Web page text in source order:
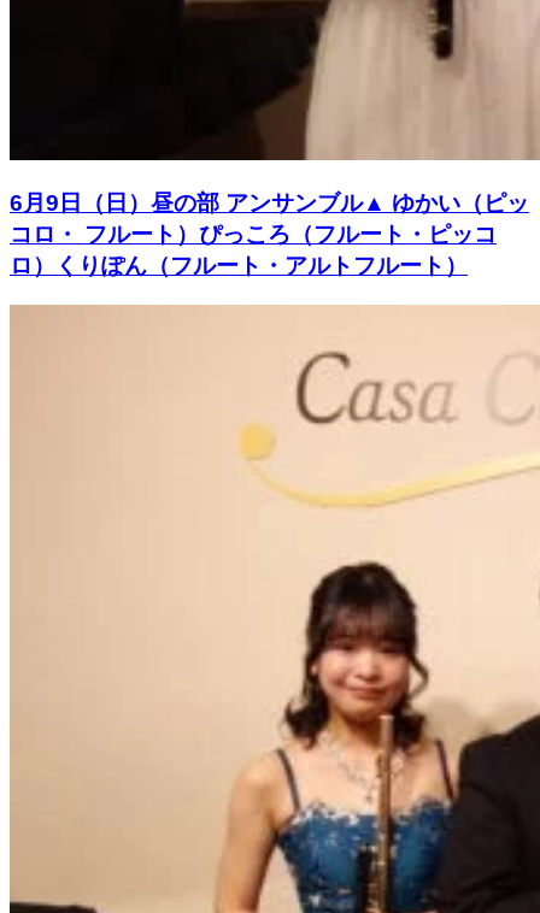
6月9日（日）昼の部 アンサンブル▲ ゆかい（ピッ
コロ・ フルート）ぴっころ（フルート・ピッコ
ロ）くりぽん（フルート・アルトフルート）